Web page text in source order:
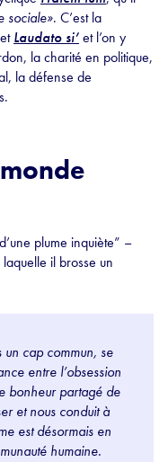
sociale». C’est la
etLaudato si’et l’on y
la charité en politique,
la défense de
plume inquiète” –
il brosse un
cap commun, se
entre l’obsession
bonheur partagé de
et nous conduit à
est désormais en
humaine.